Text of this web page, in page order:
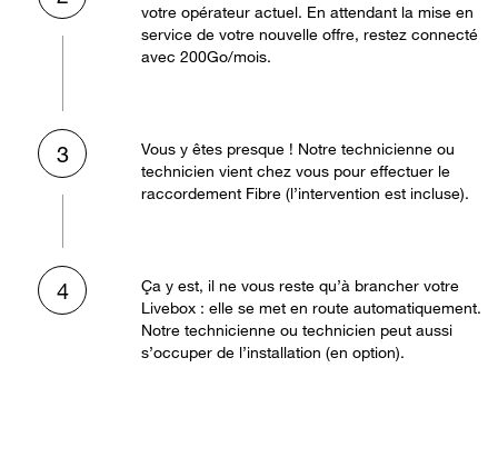
votre opérateur actuel. En attendant la mise en
service de votre nouvelle offre, restez connecté
avec 200Go/mois.
3
Vous y êtes presque ! Notre technicienne ou
technicien vient chez vous pour effectuer le
raccordement Fibre (l’intervention est incluse).
4
Ça y est, il ne vous reste qu’à brancher votre
Livebox : elle se met en route automatiquement.
Notre technicienne ou technicien peut aussi
s’occuper de l’installation (en option).